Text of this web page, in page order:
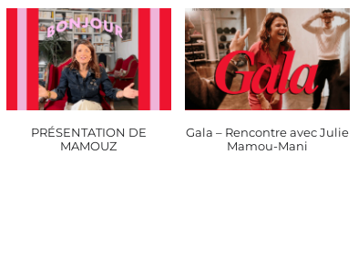
PRÉSENTATION DE
MAMOUZ
Gala – Rencontre avec Julie
Mamou-Mani